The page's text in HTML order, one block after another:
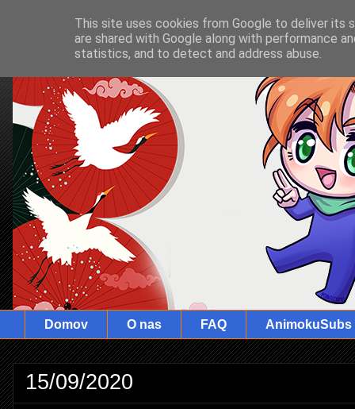
Domov O nas FAQ AnimokuSubs
15/09/2020
This site uses cookies from Google to deliver its
are shared with Google along with performance
statistics, and to detect and address abuse.